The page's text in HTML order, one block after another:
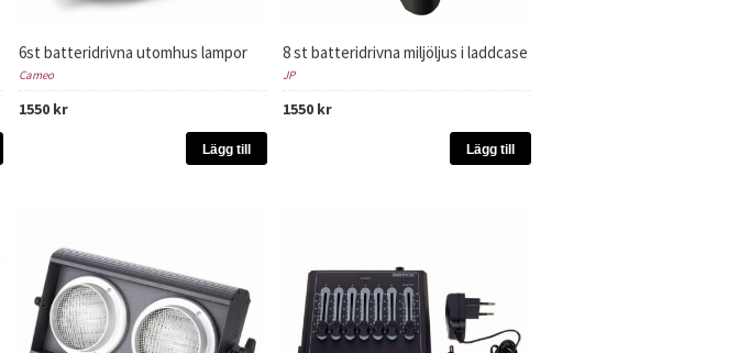
6st batteridrivna utomhus lampor
Cameo
1550 kr
Lägg till
8 st batteridrivna miljöljus i laddcase
JP
1550 kr
Lägg till